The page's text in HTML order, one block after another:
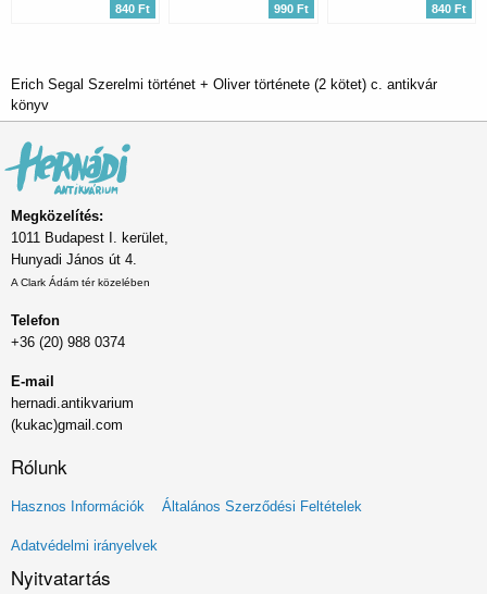
840 Ft 990 Ft 840 Ft
Erich Segal Szerelmi történet + Oliver története (2 kötet) c. antikvár
könyv
Megközelítés:
1011 Budapest I. kerület,
Hunyadi János út 4.
A Clark Ádám tér közelében
Telefon
+36 (20) 988 0374
E-mail
hernadi.antikvarium
(kukac)gmail.com
Rólunk
Lábléc
menü
Hasznos Információk Általános Szerződési Feltételek
Adatvédelmi irányelvek
Nyitvatartás